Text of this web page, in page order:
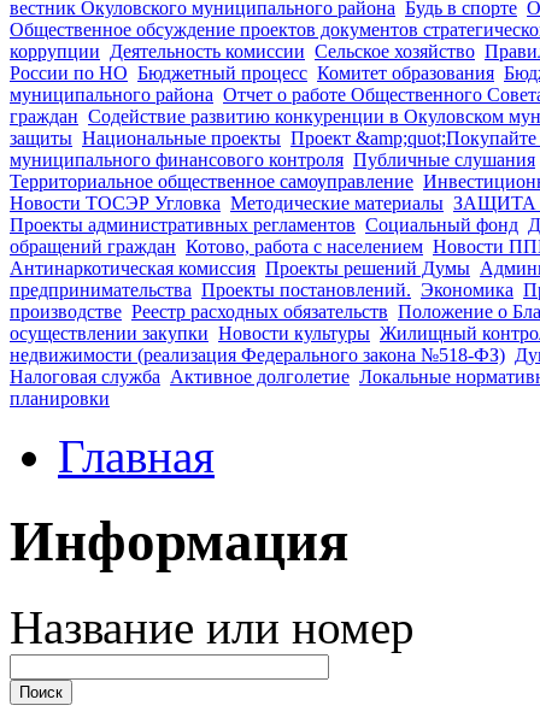
вестник Окуловского муниципального района Будь в спорте
Общественное обсуждение проектов документов
коррупции Деятельность комиссии Сельское хозяйство
России по НО Бюджетный процесс Комитет образования
муниципального района Отчет о работе Общественного
граждан Содействие развитию конкуренции в Окуловском
защиты Национальные проекты Проект
муниципального финансового контроля Публичные слушания
Территориальное общественное самоуправление
Новости ТОСЭР Угловка Методические материалы ЗАЩИТА
Проекты административных регламентов Социальный фонд
обращений граждан Котово, работа с населением Новости
Антинаркотическая комиссия Проекты решений Думы
предпринимательства Проекты постановлений. Экономика
производстве Реестр расходных обязательств Положение о
осуществлении закупки Новости культуры Жилищный
недвижимости (реализация Федерального закона №518-ФЗ)
Налоговая служба Активное долголетие Локальные
планировки
Главная
Информация
Название или номер